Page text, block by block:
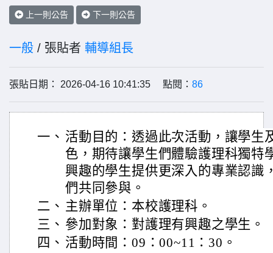
上一則公告 下一則公告
一般 / 張貼者 輔導組長
張貼日期： 2026-04-16 10:41:35 點閱： 86
一、 活動目的：透過此次活動，讓學生
色，期待讓學生們體驗護理科獨特
興趣的學生提供更深入的專業認識
們共同參與。
二、 主辦單位：本校護理科。
三、 參加對象：對護理有興趣之學生。
四、 活動時間：09：00~11：30。